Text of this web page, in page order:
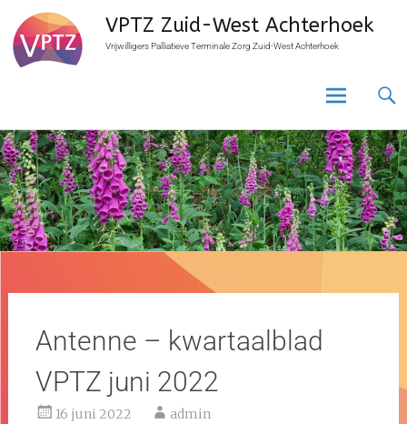
VPTZ Zuid-West Achterhoek
Vrijwilligers Palliatieve Terminale Zorg Zuid-West Achterhoek
Antenne – kwartaalblad
VPTZ juni 2022
16 juni 2022 admin